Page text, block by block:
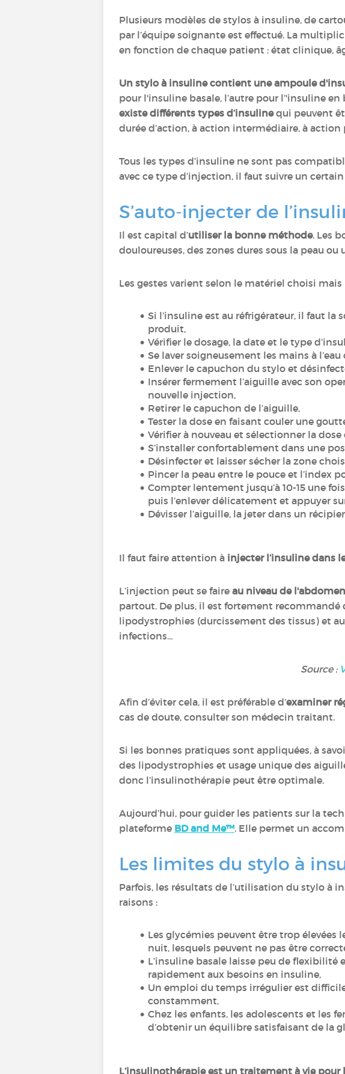
Plusieurs modèles de stylos à insuline, de
par l’équipe soignante est effectué. La
en fonction de chaque patient : état clinique,
Un stylo à insuline contient une ampoule
pour l'insuline basale, l’autre pour l’'insuline
existe différents types d’insulinequi peuvent
durée d’action, à action intermédiaire, à
Tous les types d’insuline ne sont pas
avec ce type d’injection, il faut suivre un
S’auto-injecter de
Il est capital d’utiliser la bonne méthode. Les
douloureuses, des zones dures sous la peau
Les gestes varient selon le matériel choisi
Si l’insuline est au réfrigérateur, il faut
produit,
Vérifier le dosage, la date et le type
Se laver soigneusement les mains à
Enlever le capuchon du stylo et
Insérer fermement l’aiguille avec son
nouvelle injection,
Retirer le capuchon de l’aiguille,
Tester la dose en faisant couler une
Vérifier à nouveau et sélectionner la dose
S’installer confortablement dans une
Désinfecter et laisser sécher la zone
Pincer la peau entre le pouce et l’index
Compter lentement jusqu’à 10-15 une
puis l’enlever délicatement et appuyer
Dévisser l’aiguille, la jeter dans un
Il faut faire attention à injecter l’insuline dans
L’injection peut se faire au niveau de
partout. De plus, il est fortement recommandé
lipodystrophies (durcissement des tissus) et
infections…
Source :
Afin d’éviter cela, il est préférable d’examiner
cas de doute, consulter son médecin traitant.
Si les bonnes pratiques sont appliquées, à
des lipodystrophies et usage unique des
donc l’insulinothérapie peut être optimale.
Aujourd’hui, pour guider les patients sur la
plateforme BD and Me™. Elle permet un
Les limites du stylo à
Parfois, les résultats de l’utilisation du stylo à
raisons :
Les glycémies peuvent être trop
nuit, lesquels peuvent ne pas être
L’insuline basale laisse peu de flexibilité
rapidement aux besoins en insuline,
Un emploi du temps irrégulier est
constamment,
Chez les enfants, les adolescents et les
d’obtenir un équilibre satisfaisant de la
L’insulinothérapie est un traitement à vie pour